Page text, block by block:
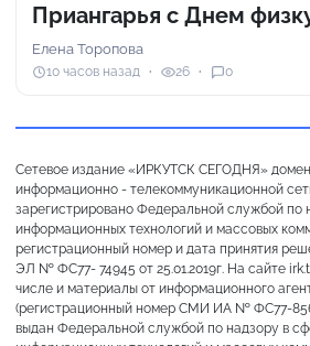
Приангарья с Днем
Елена Торопова
10 часов назад 26 0
Сетевое издание «ИРКУТСК СЕГОДНЯ»
информационно - телекоммуникационной
зарегистрировано Федеральной службой по
информационных технологий и массовых
регистрационный номер и дата принятия
ЭЛ № ФС77- 74945 от 25.01.2019г. На сайте
числе и материалы от информационного
(регистрационный номер СМИ ИА № ФС77-
выдан Федеральной службой по надзору в